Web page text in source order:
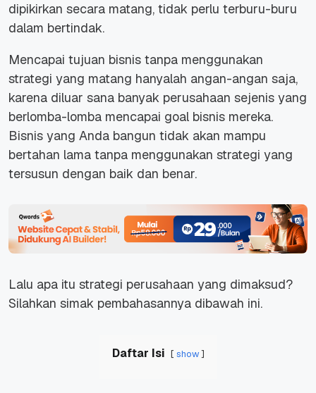
dipikirkan secara matang, tidak perlu terburu-buru
dalam bertindak.
Mencapai tujuan bisnis tanpa menggunakan
strategi yang matang hanyalah angan-angan saja,
karena diluar sana banyak perusahaan sejenis yang
berlomba-lomba mencapai goal bisnis mereka.
Bisnis yang Anda bangun tidak akan mampu
bertahan lama tanpa menggunakan strategi yang
tersusun dengan baik dan benar.
Lalu apa itu strategi perusahaan yang dimaksud?
Silahkan simak pembahasannya dibawah ini.
Daftar Isi show